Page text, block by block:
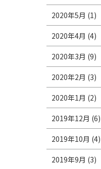
2020年5月 (1)
2020年4月 (4)
2020年3月 (9)
2020年2月 (3)
2020年1月 (2)
2019年12月 (6)
2019年10月 (4)
2019年9月 (3)